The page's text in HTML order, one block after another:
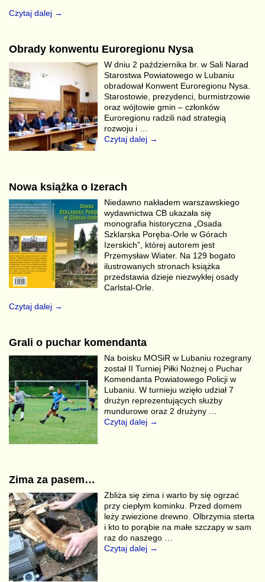
Czytaj dalej →
Obrady konwentu Euroregionu Nysa
W dniu 2 października br. w Sali Narad
Starostwa Powiatowego w Lubaniu
obradował Konwent Euroregionu Nysa.
Starostowie, prezydenci, burmistrzowie
oraz wójtowie gmin – członków
Euroregionu radzili nad strategią
rozwoju i …
Czytaj dalej →
Nowa książka o Izerach
Niedawno nakładem warszawskiego
wydawnictwa CB ukazała się
monografia historyczna „Osada
Szklarska Poręba-Orle w Górach
Izerskich”, której autorem jest
Przemysław Wiater. Na 129 bogato
ilustrowanych stronach książka
przedstawia dzieje niezwykłej osady
Carlstal-Orle.
Czytaj dalej →
Grali o puchar komendanta
Na boisku MOSiR w Lubaniu rozegrany
został II Turniej Piłki Nożnej o Puchar
Komendanta Powiatowego Policji w
Lubaniu. W turnieju wzięło udział 7
drużyn reprezentujących służby
mundurowe oraz 2 drużyny
Czytaj dalej →
Zima za pasem…
Zbliża się zima i warto by się ogrzać
przy ciepłym kominku. Przed domem
leży zwiezione drewno. Olbrzymia sterta
i kto to porąbie na małe szczapy w sam
raz do naszego …
Czytaj dalej →